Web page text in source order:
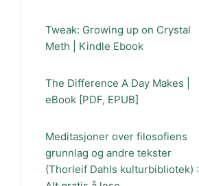
Tweak: Growing up on Crystal
Meth | Kindle Ebook
The Difference A Day Makes |
eBook [PDF, EPUB]
Meditasjoner over filosofiens
grunnlag og andre tekster
(Thorleif Dahls kulturbibliotek) :